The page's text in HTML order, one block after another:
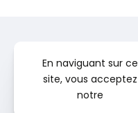
En naviguant sur ce
site, vous acceptez
notre